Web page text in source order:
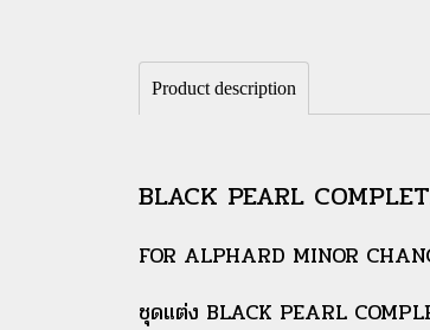
Product description
BLACK PEARL
FOR ALPHARD MINOR
ชุดแต่ง BLACK PEARL